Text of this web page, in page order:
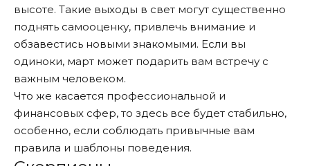
высоте. Такие выходы в свет могут существенно
поднять самооценку, привлечь внимание и
обзавестись новыми знакомыми. Если вы
одиноки, март может подарить вам встречу с
важным человеком.
Что же касается профессиональной и
финансовых сфер, то здесь все будет стабильно,
особенно, если соблюдать привычные вам
правила и шаблоны поведения.